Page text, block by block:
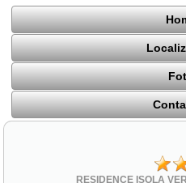
RESIDENCE ISOLA